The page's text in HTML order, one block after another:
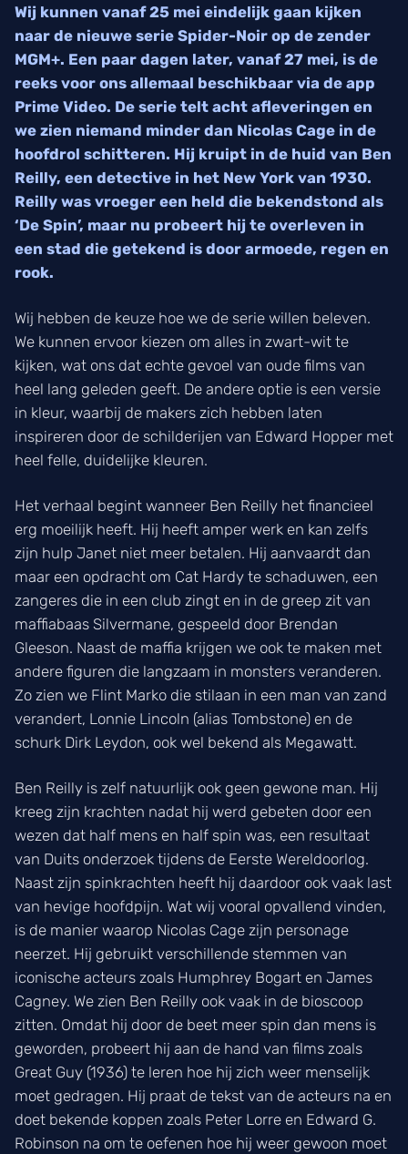
Wij kunnen vanaf 25 mei eindelijk gaan kijken
naar de nieuwe serie Spider-Noir op de zender
MGM+. Een paar dagen later, vanaf 27 mei, is de
reeks voor ons allemaal beschikbaar via de app
Prime Video. De serie telt acht afleveringen en
we zien niemand minder dan Nicolas Cage in de
hoofdrol schitteren. Hij kruipt in de huid van Ben
Reilly, een detective in het New York van 1930.
Reilly was vroeger een held die bekendstond als
‘De Spin’, maar nu probeert hij te overleven in
een stad die getekend is door armoede, regen en
rook.
Wij hebben de keuze hoe we de serie willen beleven.
We kunnen ervoor kiezen om alles in zwart-wit te
kijken, wat ons dat echte gevoel van oude films van
heel lang geleden geeft. De andere optie is een versie
in kleur, waarbij de makers zich hebben laten
inspireren door de schilderijen van Edward Hopper met
heel felle, duidelijke kleuren.
Het verhaal begint wanneer Ben Reilly het financieel
erg moeilijk heeft. Hij heeft amper werk en kan zelfs
zijn hulp Janet niet meer betalen. Hij aanvaardt dan
maar een opdracht om Cat Hardy te schaduwen, een
zangeres die in een club zingt en in de greep zit van
maffiabaas Silvermane, gespeeld door Brendan
Gleeson. Naast de maffia krijgen we ook te maken met
andere figuren die langzaam in monsters veranderen.
Zo zien we Flint Marko die stilaan in een man van zand
verandert, Lonnie Lincoln (alias Tombstone) en de
schurk Dirk Leydon, ook wel bekend als Megawatt.
Ben Reilly is zelf natuurlijk ook geen gewone man. Hij
kreeg zijn krachten nadat hij werd gebeten door een
wezen dat half mens en half spin was, een resultaat
van Duits onderzoek tijdens de Eerste Wereldoorlog.
Naast zijn spinkrachten heeft hij daardoor ook vaak last
van hevige hoofdpijn. Wat wij vooral opvallend vinden,
is de manier waarop Nicolas Cage zijn personage
neerzet. Hij gebruikt verschillende stemmen van
iconische acteurs zoals Humphrey Bogart en James
Cagney. We zien Ben Reilly ook vaak in de bioscoop
zitten. Omdat hij door de beet meer spin dan mens is
geworden, probeert hij aan de hand van films zoals
Great Guy (1936) te leren hoe hij zich weer menselijk
moet gedragen. Hij praat de tekst van de acteurs na en
doet bekende koppen zoals Peter Lorre en Edward G.
Robinson na om te oefenen hoe hij weer gewoon moet